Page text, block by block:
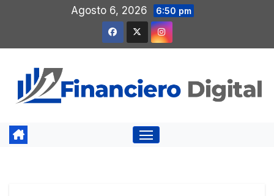
contenido
Agosto 6, 2026 6:50 pm